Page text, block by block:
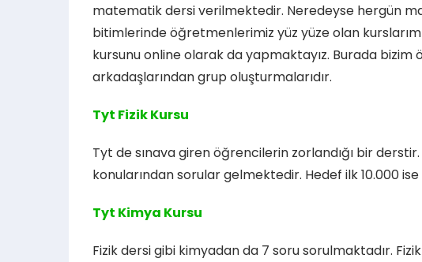
matematik dersi verilmektedir. Neredeyse hergün
bitimlerinde öğretmenlerimiz yüz yüze olan
kursunu online olarak da yapmaktayız. Burada
arkadaşlarından grup oluşturmalarıdır.
Tyt Fizik Kursu
Tyt de sınava giren öğrencilerin zorlandığı bir derstir.
konularından sorular gelmektedir. Hedef ilk 10.000
Tyt Kimya Kursu
Fizik dersi gibi kimyadan da 7 soru sorulmaktadır.